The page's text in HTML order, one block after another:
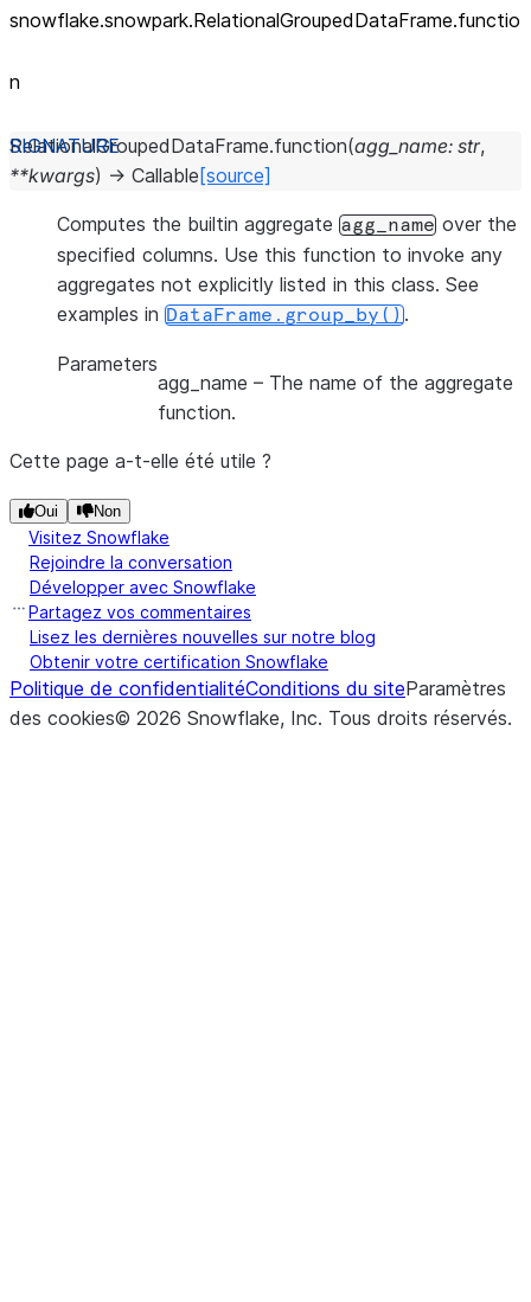
snowflake.snowpark.RelationalGroupedDataFrame.functio
n
RelationalGroupedDataFrame.function(agg_name: str,
**kwargs) → Callable [source]
Computes the builtin aggregate agg_name over the
specified columns. Use this function to invoke any
aggregates not explicitly listed in this class. See
examples in DataFrame.group_by().
Parameters
agg_name – The name of the aggregate
function.
Cette page a-t-elle été utile ?
Oui Non
Visitez Snowflake
Rejoindre la conversation
Développer avec Snowflake
Partagez vos commentaires
Lisez les dernières nouvelles sur notre blog
Obtenir votre certification Snowflake
Politique de confidentialitéConditions du siteParamètres
des cookies© 2026 Snowflake, Inc. Tous droits réservés.